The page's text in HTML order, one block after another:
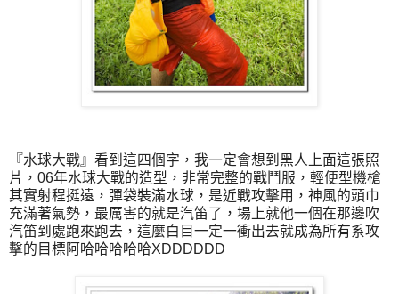
『水球大戰』看到這四個字，我一定會想到黑人上面這張照
片，06年水球大戰的造型，非常完整的戰鬥服，輕便型機槍
其實射程挺遠，彈袋裝滿水球，是近戰攻擊用，神風的頭巾
充滿著氣勢，最厲害的就是汽笛了，場上就他一個在那邊吹
汽笛到處跑來跑去，這麼白目一定一衝出去就成為所有系攻
擊的目標阿哈哈哈哈哈XDDDDDD